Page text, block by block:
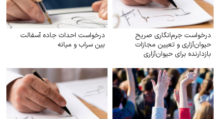
درخواست جرم‌انگاری صریح
حیوان‌آزاری و تعیین مجازات
بازدارنده برای حیوان‌آزاری
درخواست احداث جاده آسفالت
بین سراب و میانه